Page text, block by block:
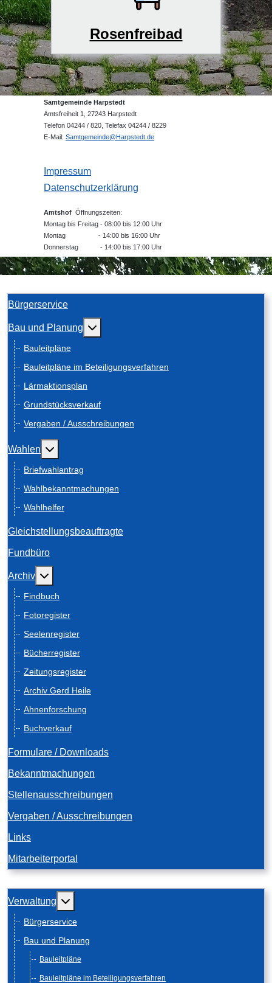
Rosenfreibad
Samtgemeinde Harpstedt
Amtsfreiheit 1, 27243 Harpstedt
Telefon 04244 / 820, Telefax 04244 / 8229
E-Mail: Samtgemeinde@Harpstedt.de
Impressum
Datenschutzerklärung
Amtshof Öffnungszeiten:
Montag bis Freitag - 08:00 bis 12:00 Uhr
Montag - 14:00 bis 16:00 Uhr
Donnerstag - 14:00 bis 17:00 Uhr
Bürgerservice
Bau und Planung Weitere Informationen: Bau und Planung
Bauleitpläne
Bauleitpläne im Beteiligungsverfahren
Lärmaktionsplan
Grundstücksverkauf
Vergaben / Ausschreibungen
Wahlen Weitere Informationen: Wahlen
Briefwahlantrag
Wahlbekanntmachungen
Wahlhelfer
Gleichstellungsbeauftragte
Fundbüro
Archiv Weitere Informationen: Archiv
Findbuch
Fotoregister
Seelenregister
Bücherregister
Zeitungsregister
Archiv Gerd Heile
Ahnenforschung
Buchverkauf
Formulare / Downloads
Bekanntmachungen
Stellenausschreibungen
Vergaben / Ausschreibungen
Links
Mitarbeiterportal
Verwaltung Weitere Informationen: Verwaltung
Bürgerservice
Bau und Planung
Bauleitpläne
Bauleitpläne im Beteiligungsverfahren